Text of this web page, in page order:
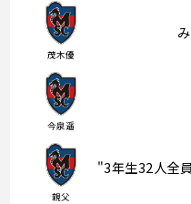
茂木優
今泉遥
親父
"3年生32人全